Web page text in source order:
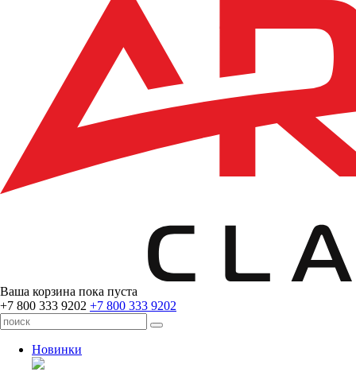
Ваша корзина пока пуста
+7 800 333 9202 +7 800 333 9202
Новинки